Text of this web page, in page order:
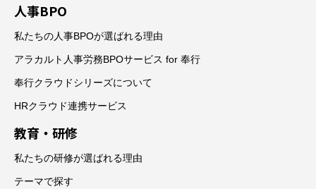
人事BPO
私たちの人事BPOが選ばれる理由
アラカルト人事労務BPOサービス for 奉行
奉行クラウドシリーズについて
HRクラウド連携サービス
教育・研修
私たちの研修が選ばれる理由
テーマで探す